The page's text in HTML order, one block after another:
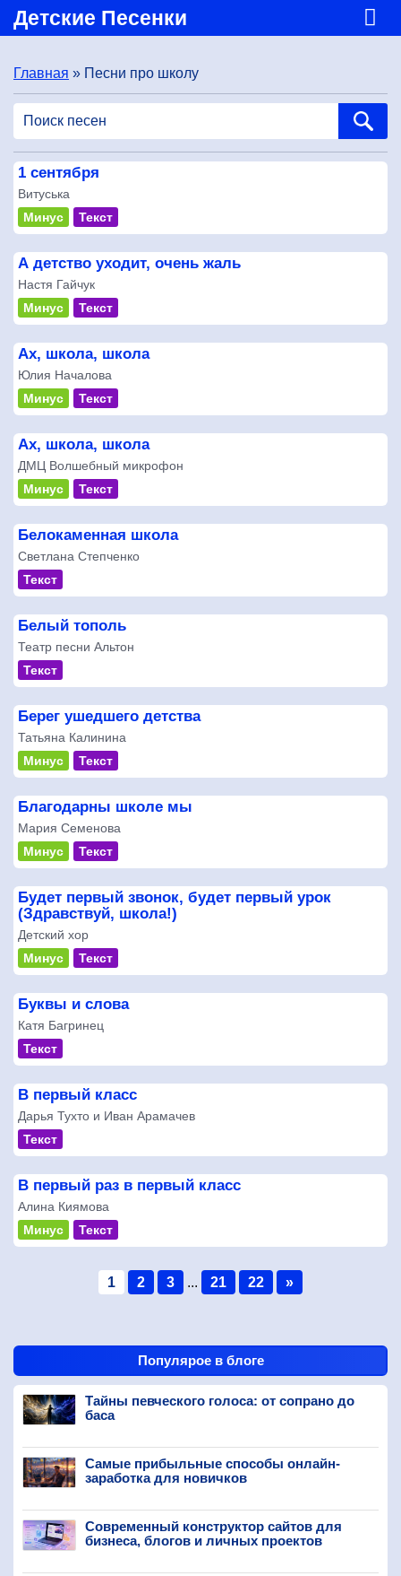
Детские Песенки
Главная » Песни про школу
1 сентября
Витуська
Минус
Текст
А детство уходит, очень жаль
Настя Гайчук
Минус
Текст
Ах, школа, школа
Юлия Началова
Минус
Текст
Ах, школа, школа
ДМЦ Волшебный микрофон
Минус
Текст
Белокаменная школа
Светлана Степченко
Текст
Белый тополь
Театр песни Альтон
Текст
Берег ушедшего детства
Татьяна Калинина
Минус
Текст
Благодарны школе мы
Мария Семенова
Минус
Текст
Будет первый звонок, будет первый урок
(Здравствуй, школа!)
Детский хор
Минус
Текст
Буквы и слова
Катя Багринец
Текст
В первый класс
Дарья Тухто и Иван Арамачев
Текст
В первый раз в первый класс
Алина Киямова
Минус
Текст
1 2 3 ... 21 22 »
Популярое в блоге
Тайны певческого голоса: от сопрано до
баса
Самые прибыльные способы онлайн-
заработка для новичков
Современный конструктор сайтов для
бизнеса, блогов и личных проектов